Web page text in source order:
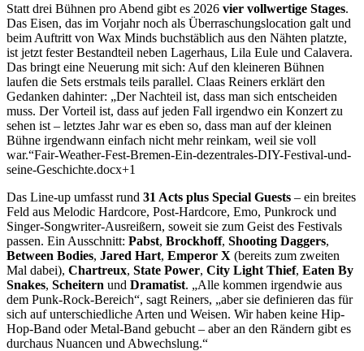
Statt drei Bühnen pro Abend gibt es 2026 vier vollwertige Stages.
Das Eisen, das im Vorjahr noch als Überraschungslocation galt und
beim Auftritt von Wax Minds buchstäblich aus den Nähten platzte,
ist jetzt fester Bestandteil neben Lagerhaus, Lila Eule und Calavera.
Das bringt eine Neuerung mit sich: Auf den kleineren Bühnen
laufen die Sets erstmals teils parallel. Claas Reiners erklärt den
Gedanken dahinter: „Der Nachteil ist, dass man sich entscheiden
muss. Der Vorteil ist, dass auf jeden Fall irgendwo ein Konzert zu
sehen ist – letztes Jahr war es eben so, dass man auf der kleinen
Bühne irgendwann einfach nicht mehr reinkam, weil sie voll
war.“Fair-Weather-Fest-Bremen-Ein-dezentrales-DIY-Festival-und-
seine-Geschichte.docx+1
Das Line-up umfasst rund 31 Acts plus Special Guests – ein breites
Feld aus Melodic Hardcore, Post-Hardcore, Emo, Punkrock und
Singer-Songwriter-Ausreißern, soweit sie zum Geist des Festivals
passen. Ein Ausschnitt: Pabst, Brockhoff, Shooting Daggers,
Between Bodies, Jared Hart, Emperor X (bereits zum zweiten
Mal dabei), Chartreux, State Power, City Light Thief, Eaten By
Snakes, Scheitern und Dramatist. „Alle kommen irgendwie aus
dem Punk-Rock-Bereich“, sagt Reiners, „aber sie definieren das für
sich auf unterschiedliche Arten und Weisen. Wir haben keine Hip-
Hop-Band oder Metal-Band gebucht – aber an den Rändern gibt es
durchaus Nuancen und Abwechslung.“